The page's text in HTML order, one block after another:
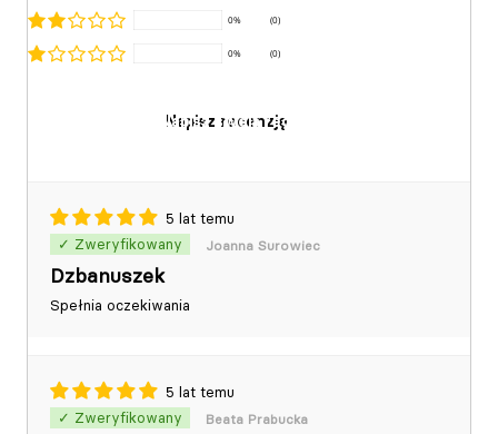
Napisz recenzję
0% (0)
0% (0)
5 lat temu
Joanna Surowiec
Dzbanuszek
Spełnia oczekiwania
5 lat temu
Beata Prabucka